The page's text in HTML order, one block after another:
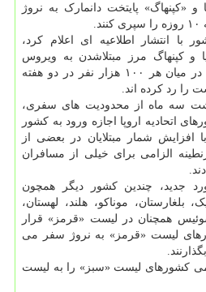
و «کپنهاگ» پایتخت دانمارک به نروژ
با انتشار اطلاعیه ای اعلام کرد،
و کپنهاگ مرز مبتلاشدن به ویروس
کرونا که ۲۰ مورد مبتلاشدن در میان هر ۱۰۰ هزار نفر در دو هفته
را رد کرده اند.
سه ماه از محدودیت های سفری،
اتحادیه اروپا اجازه ورود به کشور
افزایش شمار مبتلایان در بعضی از
الزامی برای خیلی از مسافران
جدید، چندین کشور دیگر همچون
بلغارستان، موناکو، هلند، لهستان،
سوئیس همچنان در لیست «قرمز» قرار
لیست «قرمز» به نروژ سفر می
کشورهای لیست «سبز» را به لیست